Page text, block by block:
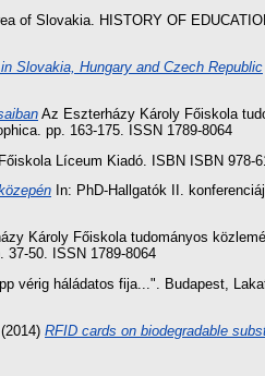
of Slovakia. HISTORY OF
Slovakia, Hungary and Czech Republic
Az Eszterházy Károly Főiskola
pp. 163-175. ISSN 1789-8064
Líceum Kiadó. ISBN ISBN 978-
In: PhD-Hallgatók II.
Károly Főiskola tudományos
37-50. ISSN 1789-8064
vérig háládatos fija...". Budapest,
(2014) RFID cards on biodegradable